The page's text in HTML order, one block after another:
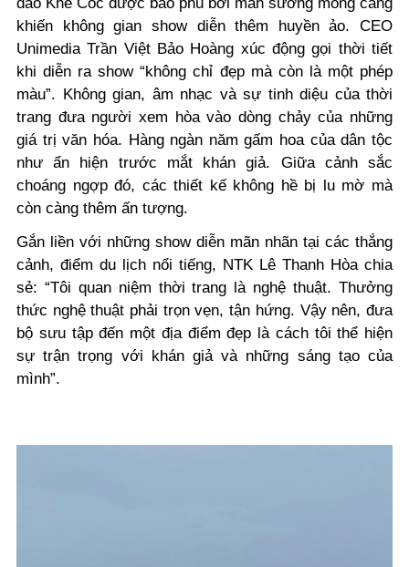
khiến không gian show diễn thêm huyền ảo. CEO
Unimedia Trần Việt Bảo Hoàng xúc động gọi thời tiết
khi diễn ra show “không chỉ đẹp mà còn là một phép
màu”. Không gian, âm nhạc và sự tinh diệu của thời
trang đưa người xem hòa vào dòng chảy của những
giá trị văn hóa. Hàng ngàn năm gấm hoa của dân tộc
như ẩn hiện trước mắt khán giả. Giữa cảnh sắc
choáng ngợp đó, các thiết kế không hề bị lu mờ mà
còn càng thêm ấn tượng.
Gắn liền với những show diễn mãn nhãn tại các thắng
cảnh, điểm du lịch nổi tiếng, NTK Lê Thanh Hòa chia
sẻ: “Tôi quan niệm thời trang là nghệ thuật. Thưởng
thức nghệ thuật phải trọn vẹn, tận hứng. Vậy nên, đưa
bộ sưu tập đến một địa điểm đẹp là cách tôi thể hiện
sự trận trọng với khán giả và những sáng tạo của
mình”.